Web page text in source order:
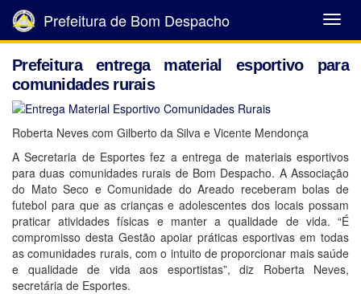
Abrir
Menu
Prefeitura de Bom Despacho
Prefeitura entrega material esportivo para
comunidades rurais
Roberta Neves com Gilberto da Silva e Vicente Mendonça
A Secretaria de Esportes fez a entrega de materiais esportivos
para duas comunidades rurais de Bom Despacho. A Associação
do Mato Seco e Comunidade do Areado receberam bolas de
futebol para que as crianças e adolescentes dos locais possam
praticar atividades físicas e manter a qualidade de vida. “É
compromisso desta Gestão apoiar práticas esportivas em todas
as comunidades rurais, com o intuito de proporcionar mais saúde
e qualidade de vida aos esportistas”, diz Roberta Neves,
secretária de Esportes.